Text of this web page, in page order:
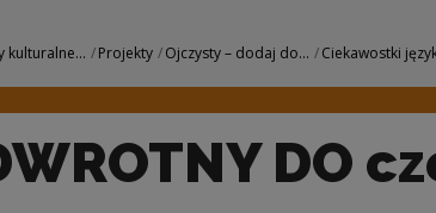
|
kulturalne... Projekty Ojczysty – dodaj do... Ciekawostki
DO